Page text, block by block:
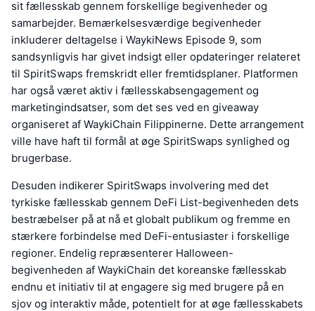
sit fællesskab gennem forskellige begivenheder og
samarbejder. Bemærkelsesværdige begivenheder
inkluderer deltagelse i WaykiNews Episode 9, som
sandsynligvis har givet indsigt eller opdateringer relateret
til SpiritSwaps fremskridt eller fremtidsplaner. Platformen
har også været aktiv i fællesskabsengagement og
marketingindsatser, som det ses ved en giveaway
organiseret af WaykiChain Filippinerne. Dette arrangement
ville have haft til formål at øge SpiritSwaps synlighed og
brugerbase.
Desuden indikerer SpiritSwaps involvering med det
tyrkiske fællesskab gennem DeFi List-begivenheden dets
bestræbelser på at nå et globalt publikum og fremme en
stærkere forbindelse med DeFi-entusiaster i forskellige
regioner. Endelig repræsenterer Halloween-
begivenheden af WaykiChain det koreanske fællesskab
endnu et initiativ til at engagere sig med brugere på en
sjov og interaktiv måde, potentielt for at øge fællesskabets